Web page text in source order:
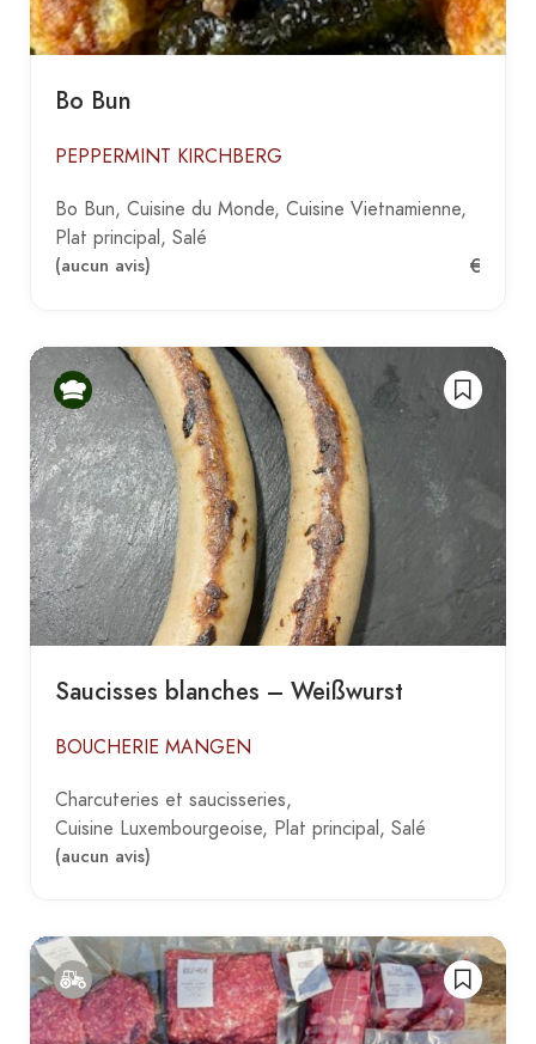
Bo Bun
PEPPERMINT KIRCHBERG
Bo Bun Cuisine du Monde Cuisine Vietnamienne
Plat principal Salé
(aucun avis)
€
Saucisses blanches – Weißwurst
BOUCHERIE MANGEN
Charcuteries et saucisseries
Cuisine Luxembourgeoise Plat principal Salé
(aucun avis)